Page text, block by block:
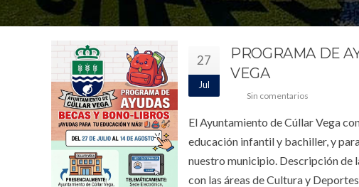
27
Jul
PROGRAMA DE
VEGA
Sin comentarios
El Ayuntamiento de Cúllar Vega
educación infantil y bachiller, y
nuestro municipio. Descripción de
con las áreas de Cultura y